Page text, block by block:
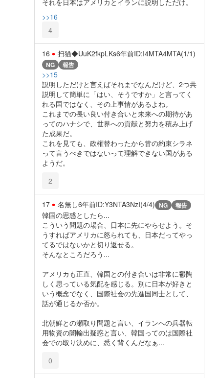
>>16
4
16 扫猫◆UuK2fkpLKs6年前ID:I4MTA4MTA(1/1)
NG 報告
>>15
説明しただけと言えばそれまでなんだけど、2つ共
説明して簡単に「はい、そうですか」と言ってく
れる国ではなく、その上事情があるよね。
これまでの長い良い付き合いと未来への期待があ
ってのハナシで、世界への貢献と努力を積み上げ
た成果だ。
これを見ても、政権替わったから昔の約束シラネ
って言うべきではないって理解できない国がある
ようだ。
2
17 名無し6年前ID:Y3NTA3NzI(4/4) NG 報告
韓国の思惑としたら...
こういう問題の場合、日本に先にやらせよう。そ
うすればアメリカに怒られても、日本だってやっ
てるではないかと切り返せる。
そんなところだろう...
アメリカも正直、韓国との付き合いは非常に鬱陶
しく思っている気配を感じる。別に日本が好きと
いう概念でなく、国際社会の先進国同士として、
話が通じるか否か。
北朝鮮との瀬取り問題と言い、イランへの兵器転
用物資の闇輸出疑惑と言い、韓国ってのは国際社
会での取り決めに、悉く背くんだなぁ...
0